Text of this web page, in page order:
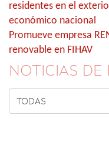
residentes en el
económico nacional
Promueve empresa
renovable en FIHAV
NOTICIAS DE
TODAS